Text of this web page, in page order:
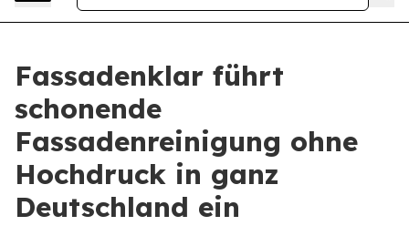
Fassadenklar führt
schonende
Fassadenreinigung ohne
Hochdruck in ganz
Deutschland ein